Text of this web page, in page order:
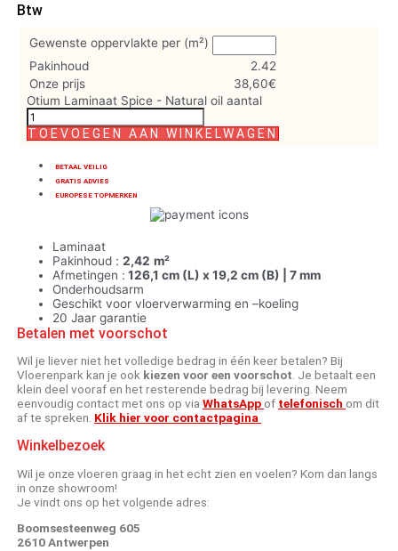
Btw
Gewenste oppervlakte per (m²)
Pakinhoud
2.42
Onze prijs
€
38,60
Otium Laminaat Spice - Natural oil aantal
TOEVOEGEN AAN WINKELWAGEN
BETAAL VEILIG
GRATIS ADVIES
EUROPESE TOPMERKEN
Laminaat
Pakinhoud : 2,42 m²
Afmetingen : 126,1 cm (L) x 19,2 cm (B) | 7 mm
Onderhoudsarm
Geschikt voor vloerverwarming en –koeling
20 Jaar garantie
Betalen met voorschot
Wil je liever niet het volledige bedrag in één keer betalen? Bij
Vloerenpark kan je ook kiezen voor een voorschot. Je betaalt een
klein deel vooraf en het resterende bedrag bij levering. Neem
eenvoudig contact met ons op via WhatsApp of telefonisch om dit
af te spreken. Klik hier voor contactpagina
Winkelbezoek
Wil je onze vloeren graag in het echt zien en voelen? Kom dan langs
in onze showroom!
Je vindt ons op het volgende adres:
Boomsesteenweg 605
2610 Antwerpen